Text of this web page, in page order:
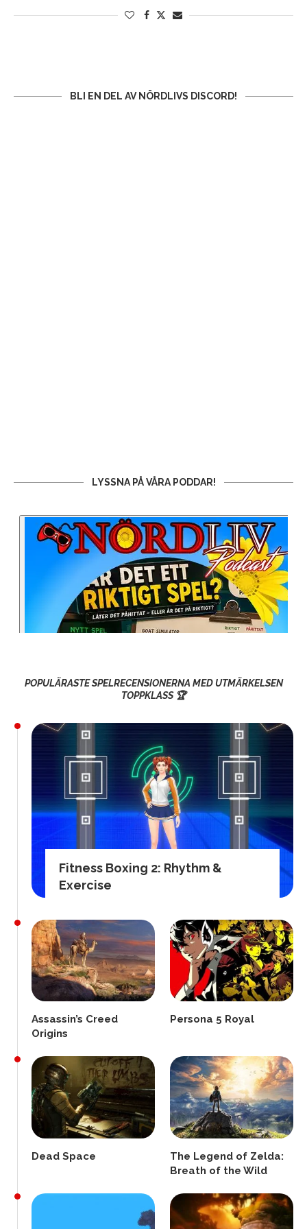
BLI EN DEL AV NÖRDLIVS DISCORD!
LYSSNA PÅ VÅRA PODDAR!
POPULÄRASTE SPELRECENSIONERNA MED UTMÄRKELSEN
TOPPKLASS 🏆
Fitness Boxing 2: Rhythm &
Exercise
Assassin’s Creed
Origins
Persona 5 Royal
Dead Space
The Legend of Zelda:
Breath of the Wild